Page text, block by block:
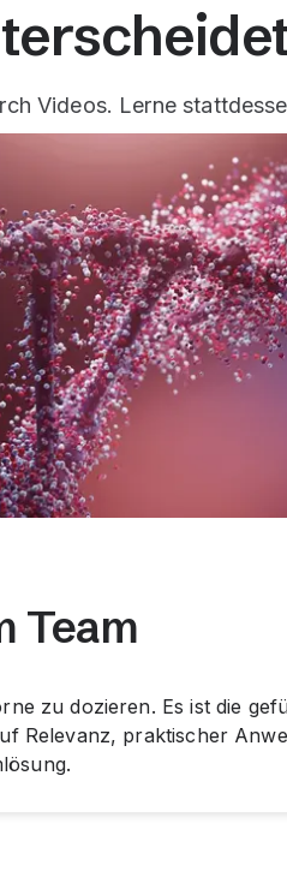
Videos. Lerne
Team
zu dozieren. Es ist die
Relevanz, praktischer